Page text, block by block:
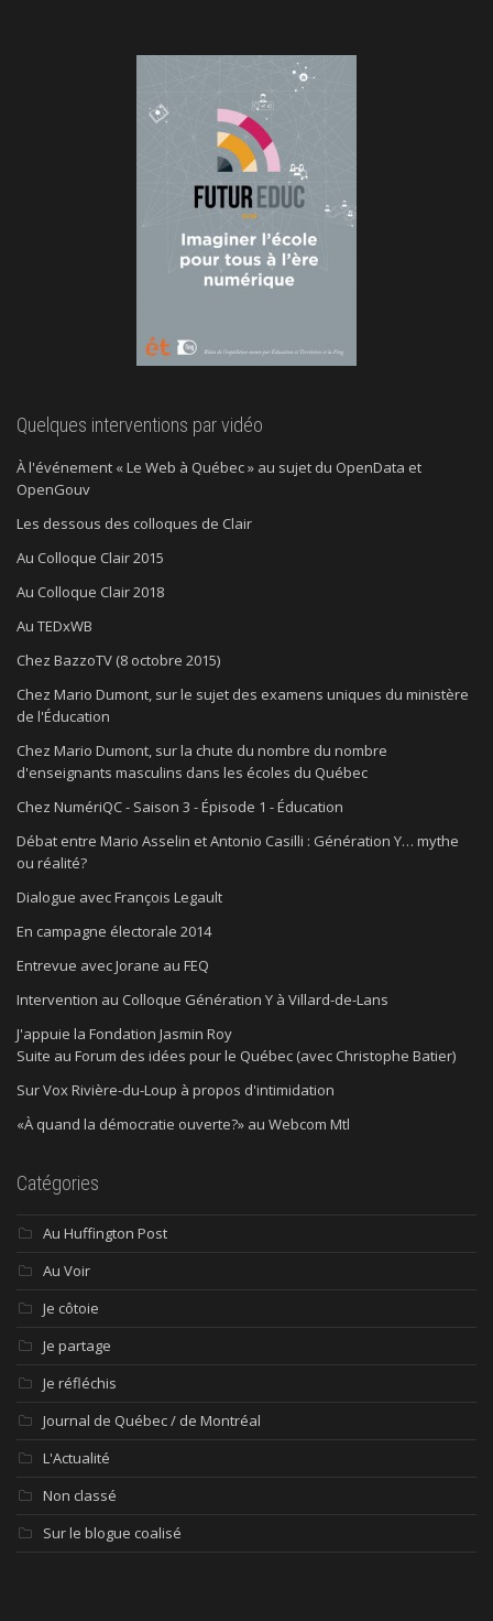
Quelques interventions par vidéo
À l'événement « Le Web à Québec » au sujet du OpenData et
OpenGouv
Les dessous des colloques de Clair
Au Colloque Clair 2015
Au Colloque Clair 2018
Au TEDxWB
Chez BazzoTV (8 octobre 2015)
Chez Mario Dumont, sur le sujet des examens uniques du ministère
de l'Éducation
Chez Mario Dumont, sur la chute du nombre du nombre
d'enseignants masculins dans les écoles du Québec
Chez NumériQC - Saison 3 - Épisode 1 - Éducation
Débat entre Mario Asselin et Antonio Casilli : Génération Y… mythe
ou réalité?
Dialogue avec François Legault
En campagne électorale 2014
Entrevue avec Jorane au FEQ
Intervention au Colloque Génération Y à Villard-de-Lans
J'appuie la Fondation Jasmin Roy
Suite au Forum des idées pour le Québec (avec Christophe Batier)
Sur Vox Rivière-du-Loup à propos d'intimidation
«À quand la démocratie ouverte?» au Webcom Mtl
Catégories
Au Huffington Post
Au Voir
Je côtoie
Je partage
Je réfléchis
Journal de Québec / de Montréal
L'Actualité
Non classé
Sur le blogue coalisé